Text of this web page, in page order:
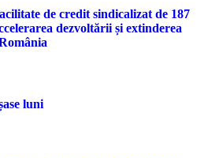
de credit sindicalizat de 187
dezvoltării și extinderea
luni